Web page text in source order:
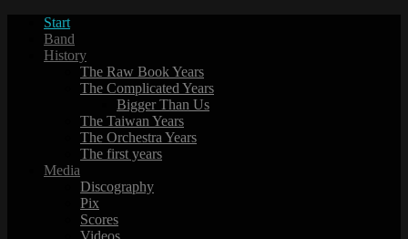
Start
Band
History
The Raw Book Years
The Complicated Years
Bigger Than Us
The Taiwan Years
The Orchestra Years
The first years
Media
Discography
Pix
Scores
Videos